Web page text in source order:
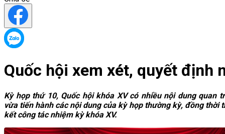
Quốc hội xem xét, quyết định
Kỳ họp thứ 10, Quốc hội khóa XV có nhiều nội dung quan
vừa tiến hành các nội dung của kỳ họp thường kỳ, đồng thời
kết công tác nhiệm kỳ khóa XV.